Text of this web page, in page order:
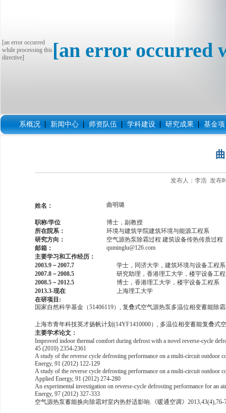
[an error occurred
while processing this
directive]
[an error occurred
系概况 新闻中心 师资队伍 学科建设 研究成果 基金
发布人：李浩 发布
姓名： 曲明璐
职称/学位
博士，副教授
所在院系：
环境与建筑学院建筑环境与能源工程系
研究方向：
空气源热泵除霜过程 建筑设备传热传质过程
邮箱：
quminglu@126.com
主要学习和工作经历：
2003.9 －2007.7
学士，同济大学，建筑环境与设备工程系
2007.8 －2008.5
研究助理，香港理工大学，楼宇设备工
2008.5 －2012.5
博士，香港理工大学，楼宇设备工程系
2013.3-现在
上海理工大学
在研项目 :
国家自然科学基金（51406119） , 复叠式空气源热泵多温位相变蓄能除
上海市青年科技英才扬帆计划 (14YF1410000） , 多温位相变蓄能复叠式
主要学术论文：
Improved indoor thermal comfort during defrost with a novel reverse-cycle
45 (2010) 2354-2361
A study of the reverse cycle defrosting performance on a multi-circuit outdoor
Energy, 91 (2012) 122-129
A study of the reverse cycle defrosting performance on a multi-circuit outdoor
Applied Energy, 91 (2012) 274-280
An experimental investigation on reverse-cycle defrosting performance for an
Energy, 97 (2012) 327-333
空气源热泵蓄能换向除霜对室内热舒适影响. 《暖通空调》 2013,43(4),76-